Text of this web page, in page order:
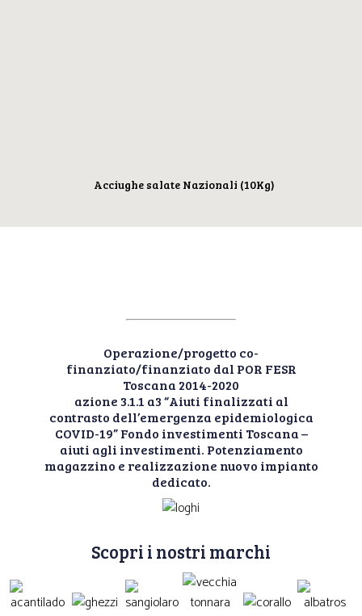
Acciughe salate Nazionali (10Kg)
Operazione/progetto co-
finanziato/finanziato dal POR FESR
Toscana 2014-2020
azione 3.1.1 a3 “Aiuti finalizzati al
contrasto dell’emergenza epidemiologica
COVID-19” Fondo investimenti Toscana –
aiuti agli investimenti. Potenziamento
magazzino e realizzazione nuovo impianto
dedicato.
Scopri i nostri marchi